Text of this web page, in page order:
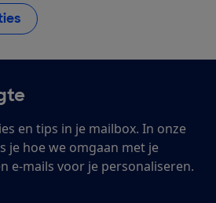
en tips in je mailbox. In onze
je hoe we omgaan met je
e-mails voor je personaliseren.